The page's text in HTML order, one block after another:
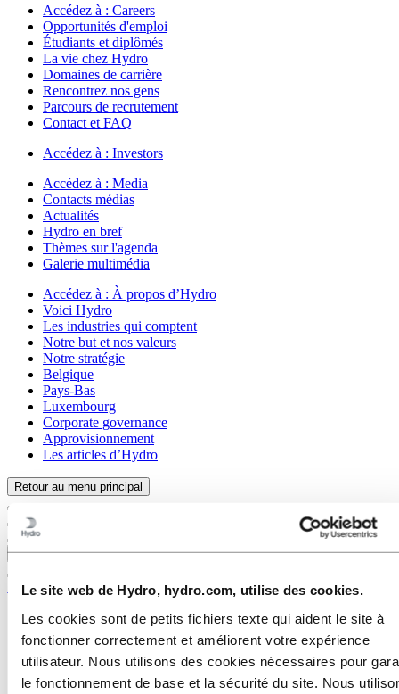
Le site web de Hydro, hydro.com, utilise des cookies.
Les cookies sont de petits fichiers texte qui aident le site à
fonctionner correctement et améliorent votre expérience
utilisateur. Nous utilisons des cookies nécessaires pour
le fonctionnement de base et la sécurité du site. Nous
Accédez à : Careers
Opportunités d'emploi
Étudiants et diplômés
La vie chez Hydro
Domaines de carrière
Rencontrez nos gens
Parcours de recrutement
Contact et FAQ
Accédez à : Investors
Accédez à : Media
Contacts médias
Actualités
Hydro en bref
Thèmes sur l'agenda
Galerie multimédia
Accédez à : À propos d’Hydro
Voici Hydro
Les industries qui comptent
Notre but et nos valeurs
Notre stratégie
Belgique
Pays-Bas
Luxembourg
Corporate governance
Approvisionnement
Les articles d’Hydro
Retour au menu principal
Fermer
À propos d’Hydro
Voici Hydro
Les industries qui comptent
Notre but et nos valeurs
Notre stratégie
Belgique